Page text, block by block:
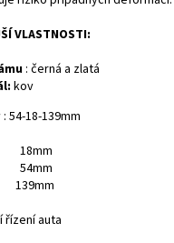
VLASTNOSTI:
: černá a zlatá
kov
54-18-139mm
18mm
54mm
139mm
řízení auta